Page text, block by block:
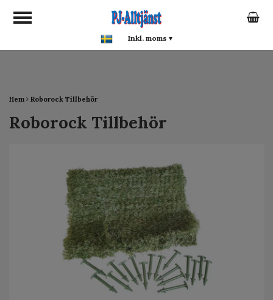
google-site-verification:
google0142a1f5f0015a93.html
Hem Roborock Tillbehör
Roborock Tillbehör
Inkl. moms ▾